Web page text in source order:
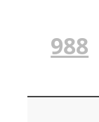
988